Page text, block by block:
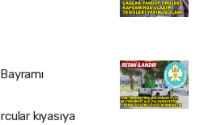
kıyasıya